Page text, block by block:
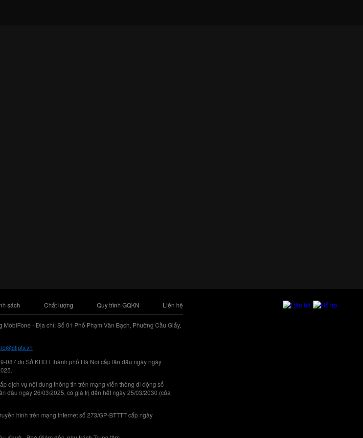
sách Chất lượng Quy trình GQKN Liên hệ
- Địa chỉ: Số 01 Phố Phạm Văn Bạch, Phường Cầu Giấy,
087 do Sở KHĐT thành phố Hà Nội cấp lần đầu ngày ngày
dịch vụ nội dung thông tin trên mạng viễn thông di động số
đầu ngày 26/03/2025, có giá trị đến hết ngày 25/03/2030 (của
hình trên mạng Internet số 273/GP-BTTTT cấp ngày